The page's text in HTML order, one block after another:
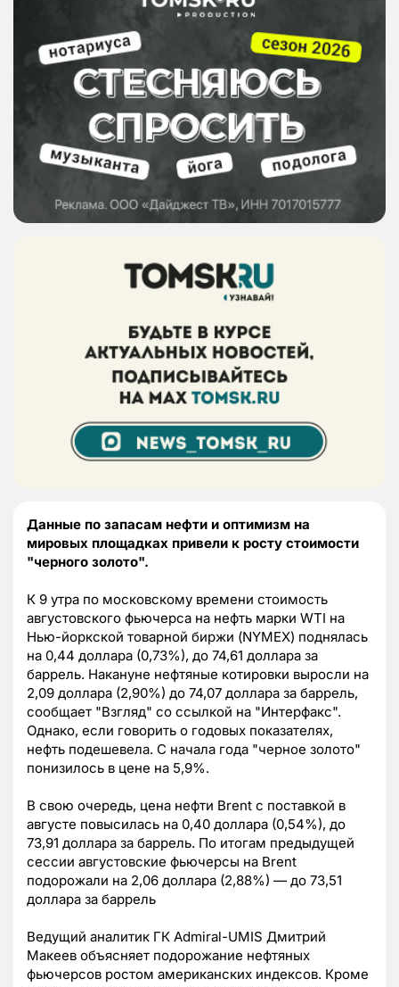
Данные по запасам нефти и оптимизм на
мировых площадках привели к росту стоимости
"черного золото".
К 9 утра по московскому времени стоимость
августовского фьючерса на нефть марки WTI на
Нью-йоркской товарной биржи (NYMEX) поднялась
на 0,44 доллара (0,73%), до 74,61 доллара за
баррель. Накануне нефтяные котировки выросли на
2,09 доллара (2,90%) до 74,07 доллара за баррель,
сообщает "Взгляд" со ссылкой на "Интерфакс".
Однако, если говорить о годовых показателях,
нефть подешевела. С начала года "черное золото"
понизилось в цене на 5,9%.
В свою очередь, цена нефти Brent с поставкой в
августе повысилась на 0,40 доллара (0,54%), до
73,91 доллара за баррель. По итогам предыдущей
сессии августовские фьючерсы на Brent
подорожали на 2,06 доллара (2,88%) — до 73,51
доллара за баррель
Ведущий аналитик ГК Admiral-UMIS Дмитрий
Макеев объясняет подорожание нефтяных
фьючерсов ростом американских индексов. Кроме